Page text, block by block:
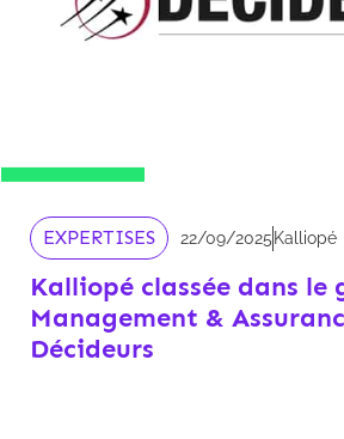
EXPERTISES 22/09/2025Kalliopé
Kalliopé classée dans le
Management &
Décideurs